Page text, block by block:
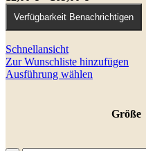
werden
12,00 €
bis
165,00 €
Verfügbarkeit Benachrichtigen
Schnellansicht
Zur Wunschliste hinzufügen
Ausführung wählen
mehrere
Die
Größe